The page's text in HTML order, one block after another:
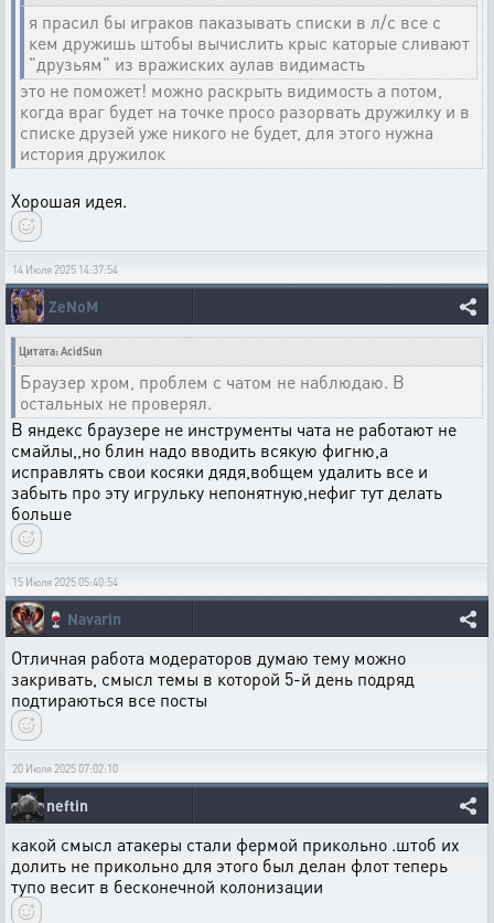
я прасил бы играков паказывать списки в л/с все с
кем дружишь штобы вычислить крыс каторые сливают
"друзьям" из вражиских аулав видимасть
это не поможет! можно раскрыть видимость а потом,
когда враг будет на точке просо разорвать дружилку и в
списке друзей уже никого не будет, для этого нужна
история дружилок
Хорошая идея.
14 Июля 2025 14:37:54
ZeNoM
Цитата: AcidSun
Браузер хром, проблем с чатом не наблюдаю. В
остальных не проверял.
В яндекс браузере не инструменты чата не работают не
смайлы,,но блин надо вводить всякую фигню,а
исправлять свои косяки дядя,вобщем удалить все и
забыть про эту игрульку непонятную,нефиг тут делать
больше
15 Июля 2025 05:40:54
🍷 Navarin
Отличная работа модераторов думаю тему можно
закривать, смысл темы в которой 5-й день подряд
подтираються все посты
20 Июля 2025 07:02:10
neftin
какой смысл атакеры стали фермой прикольно .штоб их
долить не прикольно для этого был делан флот теперь
тупо весит в бесконечной колонизации